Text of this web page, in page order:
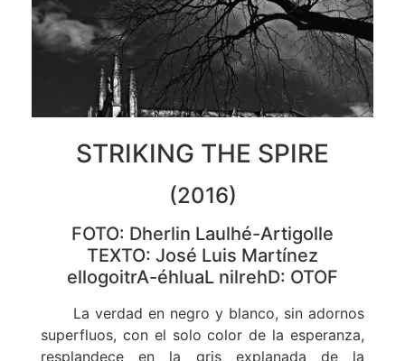
STRIKING THE SPIRE
(2016)
FOTO: Dherlin Laulhé-Artigolle
TEXTO: José Luis Martínez
ellogoitrA-éhluaL nilrehD: OTOF
La verdad en negro y blanco, sin adornos
superfluos, con el solo color de la esperanza,
resplandece en la gris explanada de la